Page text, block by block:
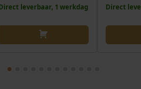
leverbaar, 1 werkdag Direct